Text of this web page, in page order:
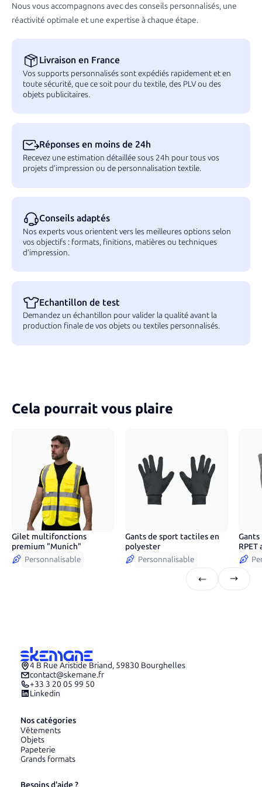
Nous vous accompagnons avec des conseils personnalisés, une
réactivité optimale et une expertise à chaque étape.
Livraison en France
Vos supports personnalisés sont expédiés rapidement et en
toute sécurité, que ce soit pour du textile, des PLV ou des
objets publicitaires.
Réponses en moins de 24h
Recevez une estimation détaillée sous 24h pour tous vos
projets d’impression ou de personnalisation textile.
Conseils adaptés
Nos experts vous orientent vers les meilleures options selon
vos objectifs : formats, finitions, matières ou techniques
d’impression.
Echantillon de test
Demandez un échantillon pour valider la qualité avant la
production finale de vos objets ou textiles personnalisés.
Cela pourrait vous plaire
Gilet multifonctions
premium "Munich"
Personnalisable
Gants de sport tactiles en
polyester
Personnalisable
3
RPET
4 B Rue Aristide Briand, 59830 Bourghelles
contact@skemane.fr
+33 3 20 05 99 50
Linkedin
Nos catégories
Vêtements
Objets
Papeterie
Grands formats
Besoins d'aide ?